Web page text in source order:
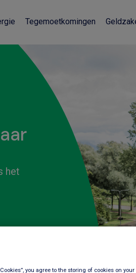
Tegemoetkomingen
het
you agree to the storing of cookies on